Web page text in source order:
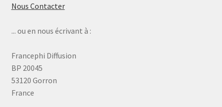
Nous Contacter
... ou en nous écrivant à :
Francephi Diffusion
BP 20045
53120 Gorron
France